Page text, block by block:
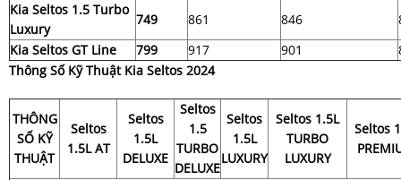
Kia Seltos 1.5 Turbo
Luxury
749 861 846
Kia Seltos GT Line
799 917 901
Thông Số Kỹ Thuật Kia Seltos 2024
THÔNG
SỐ KỸ
THUẬT
Seltos
1.5L AT
Seltos
1.5L
DELUXE
Seltos
1.5
TURBO
DELUXE
Seltos
1.5L
LUXURY
Seltos 1.5L
TURBO
LUXURY
Seltos